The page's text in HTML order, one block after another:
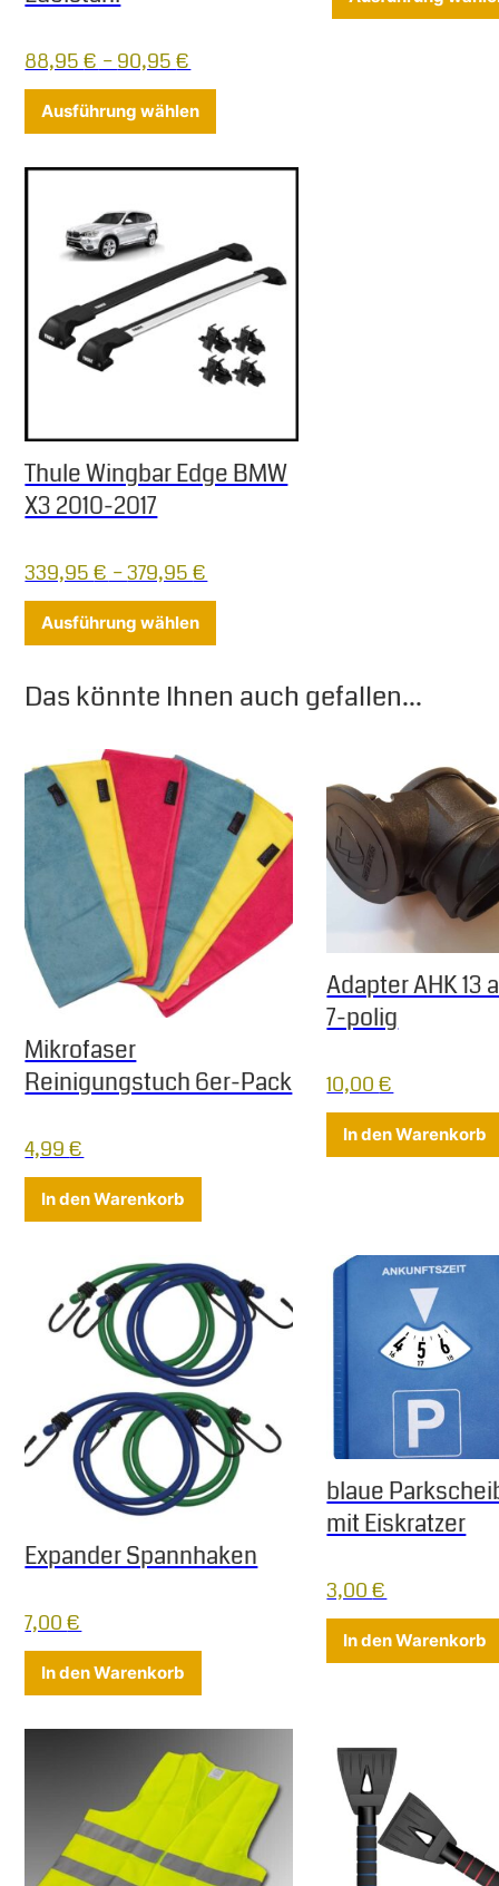
88,95€ –90,95€
Ausführung wählen
Thule Wingbar Edge BMW
X3 2010-2017
339,95€ –379,95€
Ausführung wählen
Das könnte Ihnen auch gefallen...
Mikrofaser
Reinigungstuch 6er-Pack
4,99€
In den Warenkorb
Adapter AHK 13
7-polig
10,00€
In den Warenkorb
Expander Spannhaken
7,00€
In den Warenkorb
blaue
mit Eiskratzer
3,00€
In den Warenkorb